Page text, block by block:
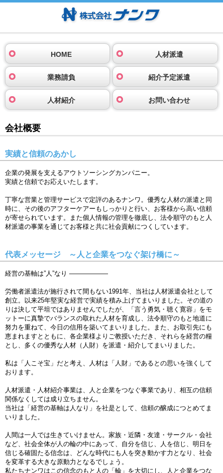
HOME 人材派遣
業務請負 紹介予定派遣
人材紹介 お問い合わせ
会社概要
実績と信頼のあかし
企業の発展を支えるアウトソーシングカンパニー。
実績と信頼でお応えいたします。
丁寧な営業と管理サービスで定評のあるナンワ。優秀な人材の派遣と同
時に、その後のアフターケアーもしっかりと行い、お客様から高い信頼
が寄せられています。また個人情報の管理を徹底し、法令順守のもと人
材派遣の事業を通じてお客様と共に社会貢献につくしています。
代表メッセージ ～人と企業をつなぐ架け橋に～
経営の基軸は”人”なり ――――――
労働者派遣法が施行されて間もない1991年、当社は人材派遣会社として
創立。以来25年堅実な経営で実績を積み上げてまいりました。その道の
りは決して平坦ではありませんでしたが、「言う勇気・聴く寛容」をモ
ットーに真摯でバランスの取れた人材を育成し、法令順守のもと地道に
努力を重ねて、今日の信用を築いてまいりました。また、お取引先にも
恵まれますとともに、各企業様よりご教授いただき、それらを経営の糧
とし、多くの優秀な人材（人財）を派遣・紹介してまいりました。
私は「人こそ宝」だと考え、人材は「人財」であるとの思いを強くして
おります。
人材派遣・人材紹介事業は、人と企業をつなぐ事業であり、相互の信頼
関係なくしては成り立ちません。
当社は「経営の基軸は人なり」を社是として、信頼の醸成につとめてま
いりました。
人間は一人では生きていけません。家族・近隣・友達・サークル・会社
など、社会全体が人の輪の中にあって、自分を信じ、人を信じ、明日を
信じる確固たる信念は、どんな時代にも人を突き動かす力となり、社会
を変革する大きな原動力となるでしょう。
私たちナンワはこの信念のもと人の「輪」を大切にし、人と企業をつな